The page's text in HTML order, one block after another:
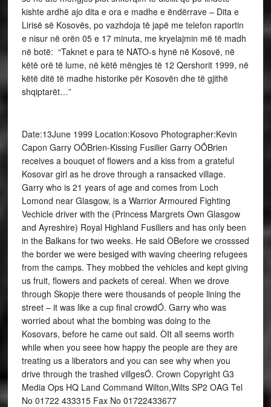
kishte ardhë ajo dita e ora e madhe e ëndërrave – Dita e
Lirisë së Kosovës, po vazhdoja të japë me telefon raportin
e nisur në orën 05 e 17 minuta, me kryelajmin më të madh
në botë: “Taknet e para të NATO-s hynë në Kosovë, në
këtë orë të lume, në këtë mëngjes të 12 Qershorit 1999, në
këtë ditë të madhe historike për Kosovën dhe të gjithë
shqiptarët…”
Date:13June 1999 Location:Kosovo Photographer:Kevin
Capon Garry OÕBrien-Kissing Fusilier Garry OÕBrien
receives a bouquet of flowers and a kiss from a grateful
Kosovar girl as he drove through a ransacked village.
Garry who is 21 years of age and comes from Loch
Lomond near Glasgow, is a Warrior Armoured Fighting
Vechicle driver with the (Princess Margrets Own Glasgow
and Ayreshire) Royal Highland Fusiliers and has only been
in the Balkans for two weeks. He said ÒBefore we crosssed
the border we were besiged with waving cheering refugees
from the camps. They mobbed the vehicles and kept giving
us fruit, flowers and packets of cereal. When we drove
through Skopje there were thousands of people lining the
street – it was like a cup final crowdÓ. Garry who was
worried about what the bombing was doing to the
Kosovars, before he came out said. ÒIt all seems worth
while when you seee how happy the people are they are
treating us a liberators and you can see why when you
drive through the trashed villgesÓ. Crown Copyright G3
Media Ops HQ Land Command Wilton,Wilts SP2 OAG Tel
No 01722 433315 Fax No 01722433677